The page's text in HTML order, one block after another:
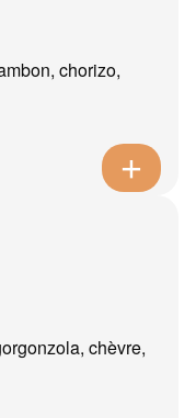
chorizo,
chèvre,